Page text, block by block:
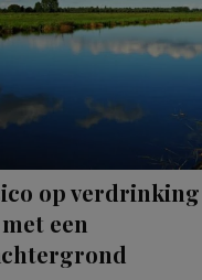
op
een